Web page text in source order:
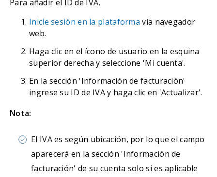
Para añadir el ID de IVA,
Inicie sesión en la plataforma vía navegador
web.
Haga clic en el ícono de usuario en la esquina
superior derecha y seleccione 'Mi cuenta'.
En la sección 'Información de facturación'
ingrese su ID de IVA y haga clic en 'Actualizar'.
Nota:
El IVA es según ubicación, por lo que el campo
aparecerá en la sección 'Información de
facturación' de su cuenta solo si es aplicable